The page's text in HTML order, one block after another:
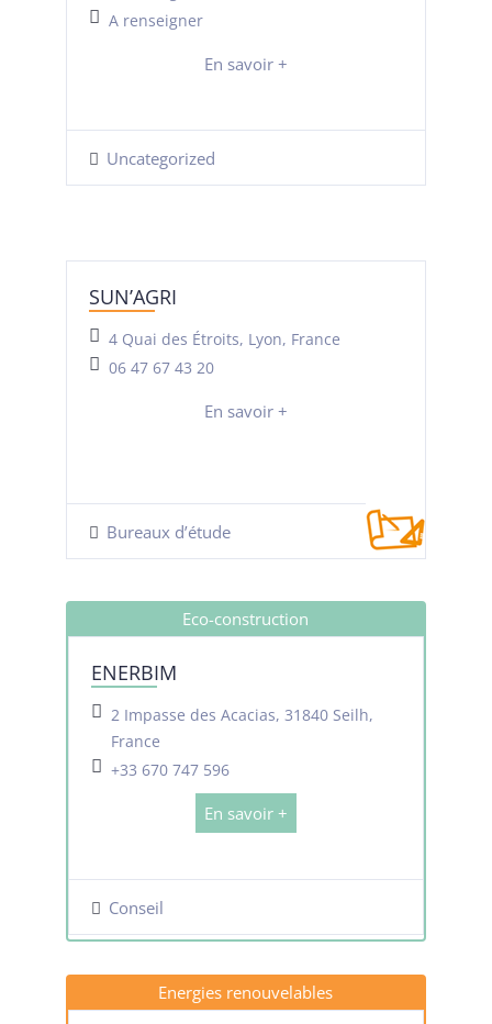
A renseigner
En savoir +
Uncategorized
SUN’AGRI
4 Quai des Étroits, Lyon, France
06 47 67 43 20
En savoir +
Bureaux d’étude
Eco-construction
ENERBIM
2 Impasse des Acacias, 31840 Seilh,
France
+33 670 747 596
En savoir +
Conseil
Energies renouvelables